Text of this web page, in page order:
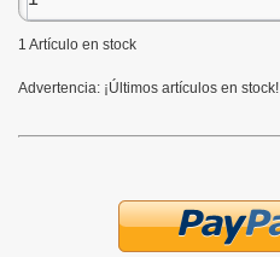
1 Artículo en stock
Advertencia: ¡Últimos artículos en stock!